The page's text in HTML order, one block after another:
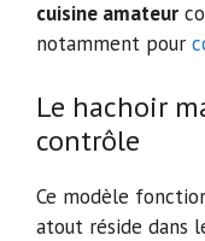
cuisine amateur
notamment pour
Le hachoir
contrôle
Ce modèle
atout réside dans